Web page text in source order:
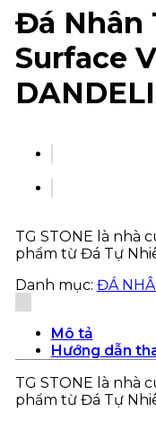
Đá Nhân
Surface
TG STONE là nhà
phẩm từ Đá Tự
Danh mục: ĐÁ
Mô tả
Hướng dẫn
TG STONE là nhà
phẩm từ Đá Tự